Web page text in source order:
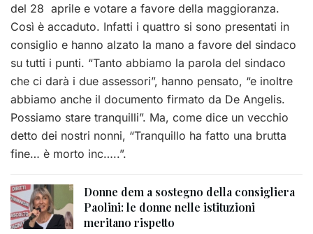
del 28 aprile e votare a favore della maggioranza.
Così è accaduto. Infatti i quattro si sono presentati in
consiglio e hanno alzato la mano a favore del sindaco
su tutti i punti. “Tanto abbiamo la parola del sindaco
che ci darà i due assessori”, hanno pensato, “e inoltre
abbiamo anche il documento firmato da De Angelis.
Possiamo stare tranquilli”. Ma, come dice un vecchio
detto dei nostri nonni, “Tranquillo ha fatto una brutta
fine… è morto inc…..”.
Donne dem a sostegno della consigliera
Paolini: le donne nelle istituzioni
meritano rispetto